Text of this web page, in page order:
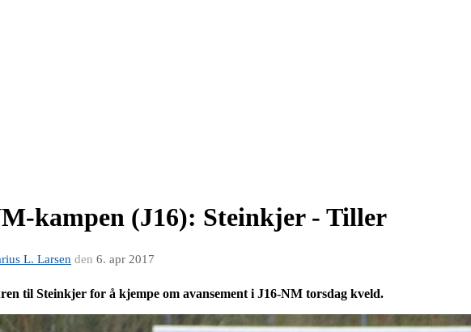
kampen (J16): Steinkjer - Tiller
L. Larsen den 6. apr 2017
til Steinkjer for å kjempe om avansement i J16-NM torsdag kveld.